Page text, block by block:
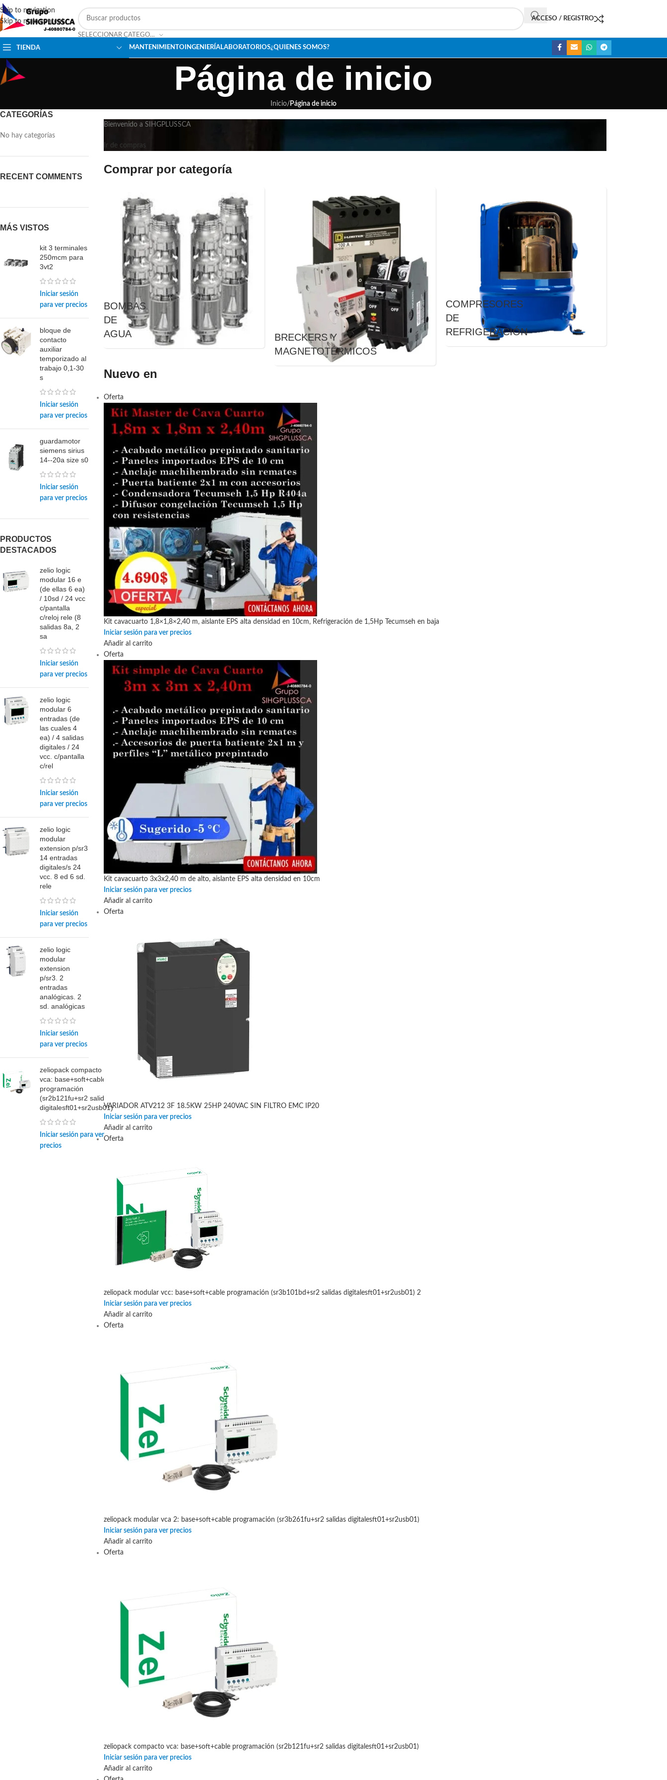
Skip to navigation
Skip to main content
SELECCIONAR CATEGORÍA
ACCESO / REGISTRO
TIENDA MANTENIMIENTO INGENIERÍALABORATORIOS¿QUIENES SOMOS?
Página de inicio
Inicio/ Página de inicio
CATEGORÍAS
No hay categorías
RECENT COMMENTS
MÁS VISTOS
kit 3 terminales
250mcm para
3vt2
Iniciar sesión
para ver precios
bloque de
contacto
auxiliar
temporizado al
trabajo 0,1-30
s
Iniciar sesión
para ver precios
guardamotor
siemens sirius
14--20a size s0
Iniciar sesión
para ver precios
PRODUCTOS
DESTACADOS
zelio logic
modular 16 e
(de ellas 6 ea)
/ 10sd / 24 vcc
c/pantalla
c/reloj rele (8
salidas 8a, 2
sa
Iniciar sesión
para ver precios
zelio logic
modular 6
entradas (de
las cuales 4
ea) / 4 salidas
digitales / 24
vcc. c/pantalla
c/rel
Iniciar sesión
para ver precios
zelio logic
modular
extension p/sr3
14 entradas
digitales/s 24
vcc. 8 ed 6 sd.
rele
Iniciar sesión
para ver precios
zelio logic
modular
extension
p/sr3. 2
entradas
analógicas. 2
sd. analógicas
Iniciar sesión
para ver precios
zeliopack compacto
vca: base+soft+cable
programación
(sr2b121fu+sr2 salidas
digitalesft01+sr2usb01)
Iniciar sesión para ver
precios
Bienvenido a SIHGPLUSSCA
Ir de compras
Comprar por categoría
BOMBAS
DE
AGUA
BRECKERS Y
MAGNETOTÉRMICOS
COMPRESORES
DE
REFRIGERACIÓN
Nuevo en
Oferta
Kit cavacuarto 1,8×1,8×2,40 m, aislante EPS alta densidad en 10cm, Refrigeración de 1,5Hp Tecumseh en baja
Iniciar sesión para ver precios
Añadir al carrito
Oferta
Kit cavacuarto 3x3x2,40 m de alto, aislante EPS alta densidad en 10cm
Iniciar sesión para ver precios
Añadir al carrito
Oferta
VARIADOR ATV212 3F 18.5KW 25HP 240VAC SIN FILTRO EMC IP20
Iniciar sesión para ver precios
Añadir al carrito
Oferta
zeliopack modular vcc: base+soft+cable programación (sr3b101bd+sr2 salidas digitalesft01+sr2usb01) 2
Iniciar sesión para ver precios
Añadir al carrito
Oferta
zeliopack modular vca 2: base+soft+cable programación (sr3b261fu+sr2 salidas digitalesft01+sr2usb01)
Iniciar sesión para ver precios
Añadir al carrito
Oferta
zeliopack compacto vca: base+soft+cable programación (sr2b121fu+sr2 salidas digitalesft01+sr2usb01)
Iniciar sesión para ver precios
Añadir al carrito